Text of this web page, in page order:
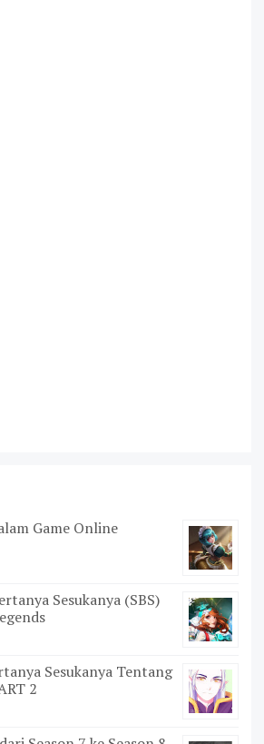
Game Online
Sesukanya (SBS)
Sesukanya Tentang
2